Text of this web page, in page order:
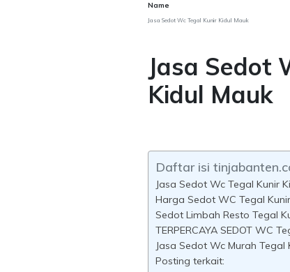
Name
Jasa Sedot Wc Tegal Kunir Kidul Mauk
Jasa Sedot
Kidul Mauk
Daftar isi
Jasa Sedot Wc Tegal Kunir
Harga Sedot WC Tegal
Sedot Limbah Resto Tegal
TERPERCAYA SEDOT WC
Jasa Sedot Wc Murah Tegal
Posting terkait: